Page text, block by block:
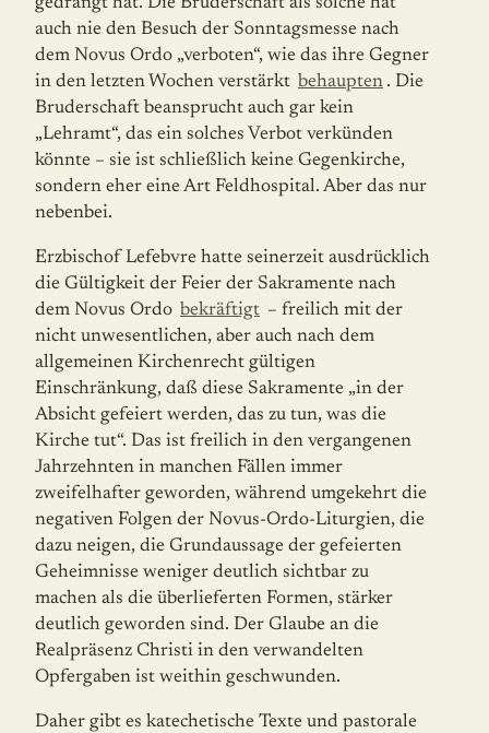
auch nie den Besuch der Sonn­tagsmesse nach
dem Novus Ordo „verboten“, wie das ihre Gegner
in den letzten Wochen verstärkt behaupten . Die
Bruderschaft beansprucht auch gar kein
„Lehramt“, das ein solches Verbot verkünden
könnte – sie ist schließlich keine Gegenkirche,
sondern eher eine Art Feldhospital. Aber das nur
nebenbei.
Erzbischof Lefebvre hatte seinerzeit ausdrücklich
die Gültigkeit der Feier der Sakra­mente nach
dem Novus Ordo bekräftigt – freilich mit der
nicht unwesentlichen, aber auch nach dem
allgemeinen Kirchenrecht gültigen
Einschränkung, daß diese Sakra­mente „in der
Absicht gefeiert werden, das zu tun, was die
Kirche tut“. Das ist freilich in den vergangenen
Jahrzehnten in manchen Fällen immer
zweifelhafter geworden, während umgekehrt die
negativen Folgen der Novus-Ordo-Liturgien, die
dazu neigen, die Grundaussage der gefeierten
Geheimnisse weniger deutlich sichtbar zu
machen als die überlieferten Formen, stärker
deutlich geworden sind. Der Glaube an die
Realpräsenz Christi in den verwandelten
Opfergaben ist weithin geschwunden.
Daher gibt es katechetische Texte und pastorale